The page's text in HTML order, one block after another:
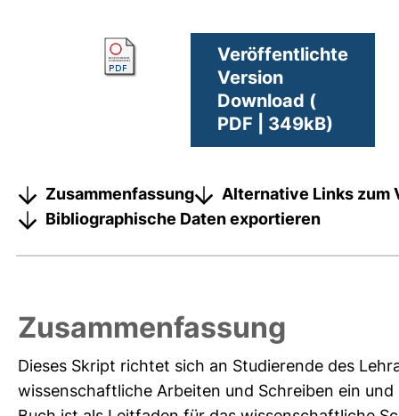
Veröffentlichte
Version
Download (
PDF | 349kB)
Zusammenfassung
Alternative Links zum
Bibliographische Daten exportieren
Zusammenfassung
Dieses Skript richtet sich an Studierende des
wissenschaftliche Arbeiten und Schreiben ein